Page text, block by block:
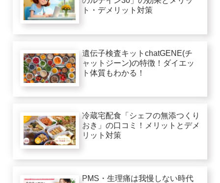
ト・デメリット対策
遺伝子検査キットchatGENE(チ
ャットジーン)の特徴！ダイエッ
ト体質もわかる！
冷蔵宅配食「シェフの無添つくり
おき」の口コミ！メリットとデメ
リット対策
PMS・生理痛は我慢しない時代